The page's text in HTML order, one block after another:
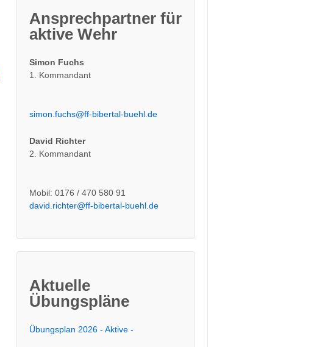
Ansprechpartner für
aktive Wehr
Simon Fuchs
1. Kommandant
simon.fuchs@ff-bibertal-buehl.de
David Richter
2. Kommandant
Mobil: 0176 / 470 580 91
david.richter@ff-bibertal-buehl.de
Aktuelle
Übungspläne
Übungsplan 2026 - Aktive -